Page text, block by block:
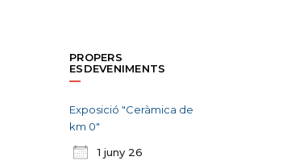
PROPERS
ESDEVENIMENTS
Exposició "Ceràmica de
km 0"
1 juny 26